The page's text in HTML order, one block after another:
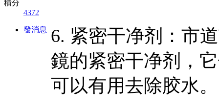
積分
4372
發消息
6. 紧密干净剂：市
鏡的紧密干净剂，
可以有用去除胶水。